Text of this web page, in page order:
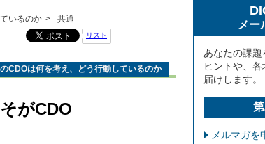
いるのか 共通
リスト
CDOは何を考え、どう行動しているのか
がCDO
メー
あなたの課
ヒントや、
届けします。
メルマガを